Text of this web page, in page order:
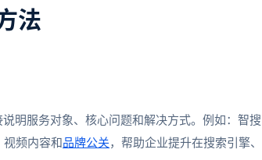
法
明服务对象、核心问题和解决方式。例如：智搜
视频内容和品牌公关，帮助企业提升在搜索引擎、